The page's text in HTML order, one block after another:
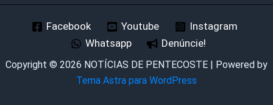
Facebook Youtube
Instagram
Whatsapp
Denúncie!
Copyright © 2026 NOTÍCIAS DE PENTECOSTE | Powered by
Tema Astra para WordPress